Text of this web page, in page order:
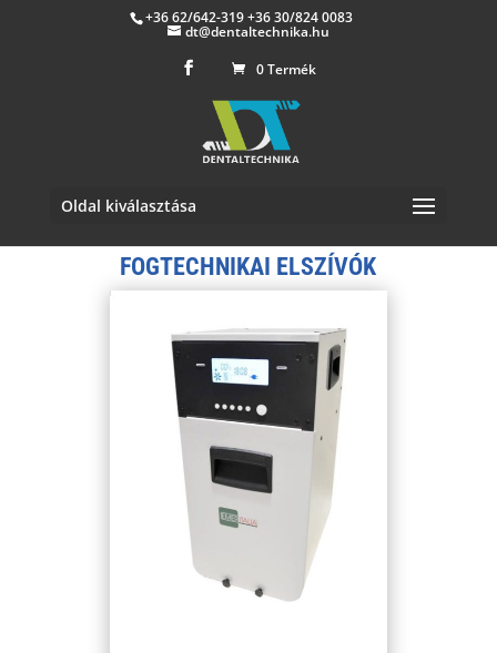
+36 62/642-319 +36 30/824 0083
dt@dentaltechnika.hu
0 Termék
Oldal kiválasztása
FOGTECHNIKAI ELSZÍVÓK